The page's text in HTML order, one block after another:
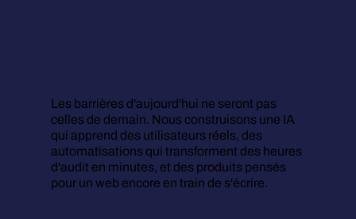
Les barrières d'aujourd'hui ne seront pas
celles de demain. Nous construisons une IA
qui apprend des utilisateurs réels, des
automatisations qui transforment des heures
d'audit en minutes, et des produits pensés
pour un web encore en train de s'écrire.